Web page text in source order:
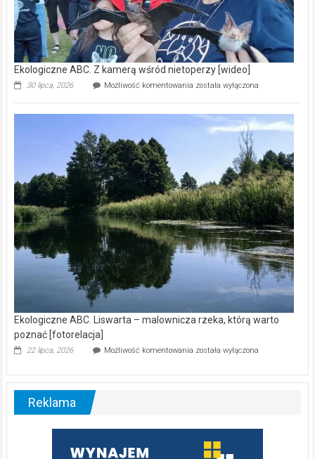
Ekologiczne ABC. Z kamerą wśród nietoperzy [wideo]
30 lipca, 2026 Możliwość komentowania Ekologiczne
kamerą
wśród
została wyłączona
Ekologiczne ABC. Liswarta – malownicza rzeka, którą warto
poznać [fotorelacja]
22 lipca, 2026 Możliwość komentowania Ekologiczne
–
warto
poznać
[fotorelacja]
została wyłączona
Reklama